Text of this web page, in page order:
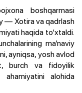
boshqarmasi
— Xotira va qadrlash
haqida to‘xtaldi.
ma’naviy
ayniqsa, yosh avlod
burch va fidoyilik
ahamiyatini alohida